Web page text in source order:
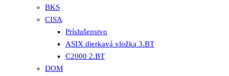
BKS
CISA
Príslušenstvo
ASIX dierkavá vložka 3.BT
C2000 2.BT
DOM